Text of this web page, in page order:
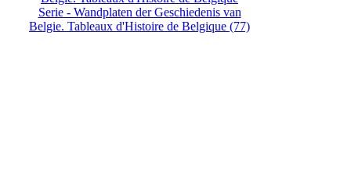
Serie - Wandplaten der Geschiedenis van
Belgie. Tableaux d'Histoire de Belgique (77)